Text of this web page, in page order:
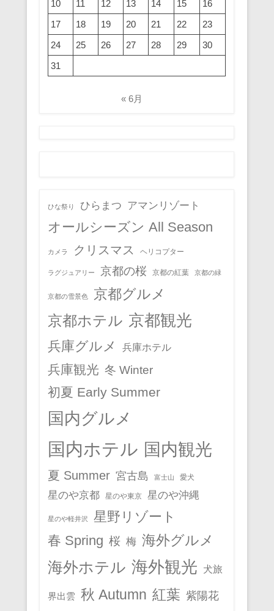
10
11 12 13 14 15
16
17
18 19 20 21 22
23
24
25 26 27 28 29
30
31
« 6月
ひな祭り ひらまつ アマンリゾート
オールシーズン All Season
カメラ クリスマス ヘリコプター
ラグジュアリー 京都の桜 京都の紅葉 京都の緑
京都の雪景色 京都グルメ
京都ホテル 京都観光
兵庫グルメ 兵庫ホテル
兵庫観光 冬 Winter
初夏 Early Summer
国内グルメ
国内ホテル 国内観光
夏 Summer 宮古島 富士山 愛犬
星のや京都 星のや東京 星のや沖縄
星のや軽井沢
星野リゾート
春 Spring 桜 梅 海外グルメ
海外ホテル 海外観光 犬旅
界出雲 秋 Autumn 紅葉 紫陽花